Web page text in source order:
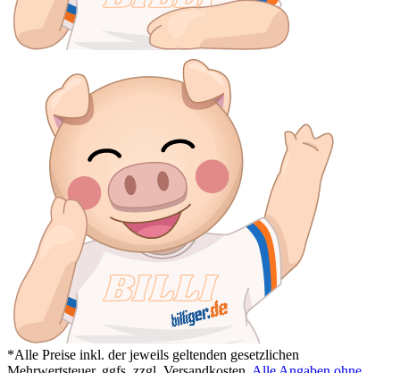
*Alle Preise inkl. der jeweils geltenden gesetzlichen